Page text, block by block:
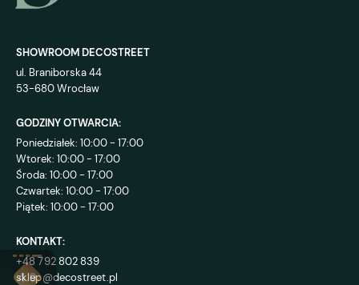
SHOWROOM DECOSTREET
ul. Braniborska 44
53-680 Wrocław
GODZINY OTWARCIA:
Poniedziałek: 10:00 - 17:00
Wtorek: 10:00 - 17:00
Środa: 10:00 - 17:00
Czwartek: 10:00 - 17:00
Piątek: 10:00 - 17:00
KONTAKT:
+48 792 802 839
sklep@decostreet.pl
4.9